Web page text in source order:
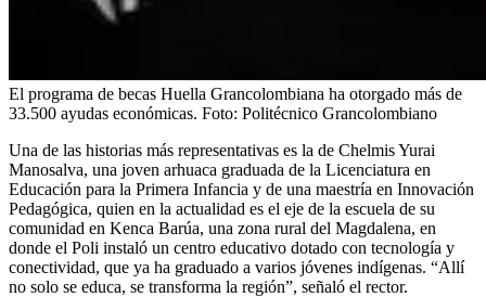
El programa de becas Huella Grancolombiana ha otorgado más de
33.500 ayudas económicas. Foto: Politécnico Grancolombiano
Una de las historias más representativas es la de Chelmis Yurai
Manosalva, una joven arhuaca graduada de la Licenciatura en
Educación para la Primera Infancia y de una maestría en Innovación
Pedagógica, quien en la actualidad es el eje de la escuela de su
comunidad en Kenca Barúa, una zona rural del Magdalena, en
donde el Poli instaló un centro educativo dotado con tecnología y
conectividad, que ya ha graduado a varios jóvenes indígenas. “Allí
no solo se educa, se transforma la región”, señaló el rector.